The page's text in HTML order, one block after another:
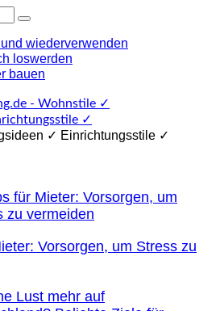
wiederverwenden
loswerden
bauen
✓ Einrichtungsstile ✓
Vorsorgen, um Stress zu